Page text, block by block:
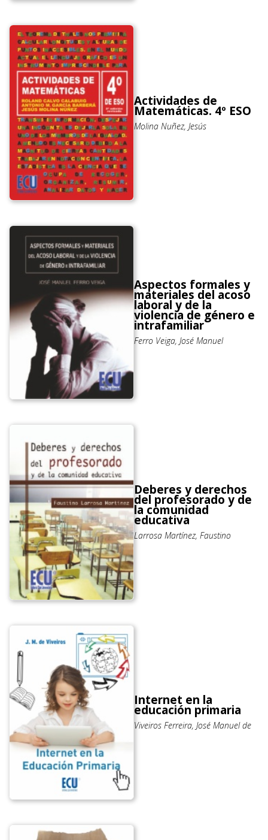
Actividades de
Matemáticas. 4º ESO
Molina Nuñez, Jesús
Aspectos formales y
materiales del acoso
laboral y de la
violencia de género e
intrafamiliar
Ferro Veiga, José Manuel
Deberes y derechos
del profesorado y de
la comunidad
educativa
Larrosa Martínez, Faustino
Internet en la
educación primaria
Viveiros Ferreira, José Manuel de